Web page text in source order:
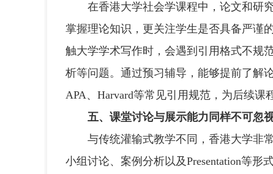
在香港大学社会学课程中，论文和研究
掌握理论知识，更关注学生是否具备严谨
触大学学术写作时，会遇到引用格式不规
析等问题。通过预习辅导，能够提前了解
APA、Harvard等常见引用规范，为后续课
五、课堂讨论与展示能力同样不可忽
与传统灌输式教学不同，香港大学非常
小组讨论、案例分析以及Presentation等